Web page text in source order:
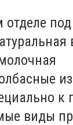
к
виды